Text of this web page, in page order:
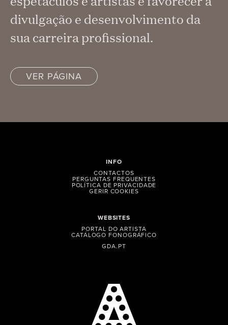
divulgação e desenvolvimento da
sua carreira profissional.
VER PÁGINA
WEBSITES
PORTAL DO ARTISTA
CATÁLOGO FONOGRÁFICO
GDA.PT
INFO
CONTACTOS
PERGUNTAS FREQUENTES
POLÍTICA DE PRIVACIDADE
GERIR COOKIES